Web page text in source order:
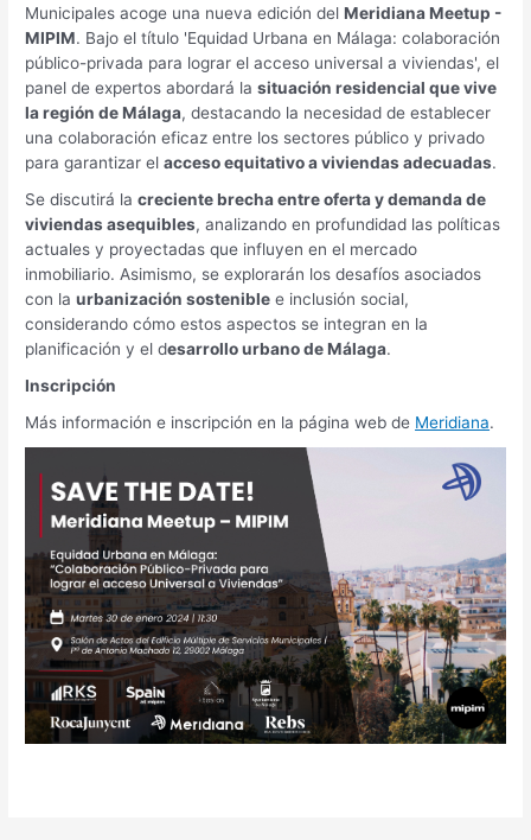
Municipales acoge una nueva edición delMeridiana Meetup -
MIPIM. Bajo el título 'Equidad Urbana en Málaga: colaboración
público-privada para lograr el acceso universal a viviendas', el
panel de expertos abordará lasituación residencial que vive
la región de Málaga, destacando la necesidad de establecer
una colaboración eficaz entre los sectores público y privado
para garantizar elacceso equitativo a viviendas adecuadas.
Se discutirá lacreciente brecha entre oferta y demanda de
viviendas asequibles, analizando en profundidad las políticas
actuales y proyectadas que influyen en el mercado
inmobiliario. Asimismo, se explorarán los desafíos asociados
con laurbanización sostenible e inclusión social,
considerando cómo estos aspectos se integran en la
planificación y el desarrollo urbano de Málaga.
Inscripción
Más información e inscripción en la página web de Meridiana.